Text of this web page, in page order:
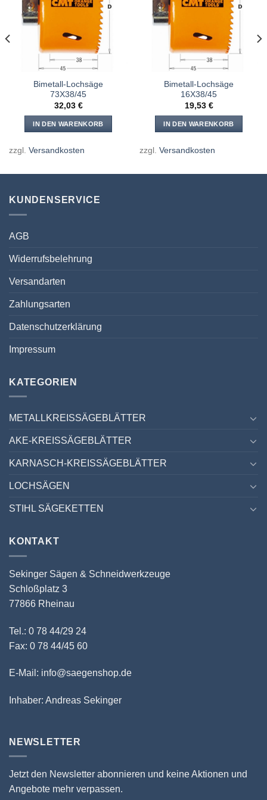
Meine
Sägen
hinzufügen
Bimetall-Lochsäge
73X38/45
32,03 €
IN DEN WARENKORB
zzgl. Versandkosten
Meine
Sägen
hinzufügen
Bimetall-Lochsäge
16X38/45
19,53 €
IN DEN WARENKORB
zzgl. Versandkosten
KUNDENSERVICE
AGB
Widerrufsbelehrung
Versandarten
Zahlungsarten
Datenschutzerklärung
Impressum
KATEGORIEN
METALLKREISSÄGEBLÄTTER
AKE-KREISSÄGEBLÄTTER
KARNASCH-KREISSÄGEBLÄTTER
LOCHSÄGEN
STIHL SÄGEKETTEN
KONTAKT
Sekinger Sägen & Schneidwerkzeuge
Schloßplatz 3
77866 Rheinau
Tel.: 0 78 44/29 24
Fax: 0 78 44/45 60
E-Mail: info@saegenshop.de
Inhaber: Andreas Sekinger
NEWSLETTER
Jetzt den Newsletter abonnieren und keine Aktionen und
Angebote mehr verpassen.